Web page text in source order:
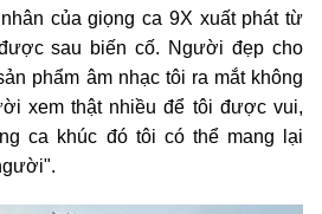
của giọng ca 9X xuất phát từ
sau biến cố. Người đẹp cho
phẩm âm nhạc tôi ra mắt không
xem thật nhiều để tôi được vui,
ca khúc đó tôi có thể mang lại